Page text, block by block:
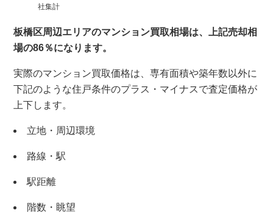
社集計
板橋区周辺エリアのマンション買取相場は、上記売却相
場の86％になります。
実際のマンション買取価格は、専有面積や築年数以外に
下記のような住戸条件のプラス・マイナスで査定価格が
上下します。
立地・周辺環境
路線・駅
駅距離
階数・眺望